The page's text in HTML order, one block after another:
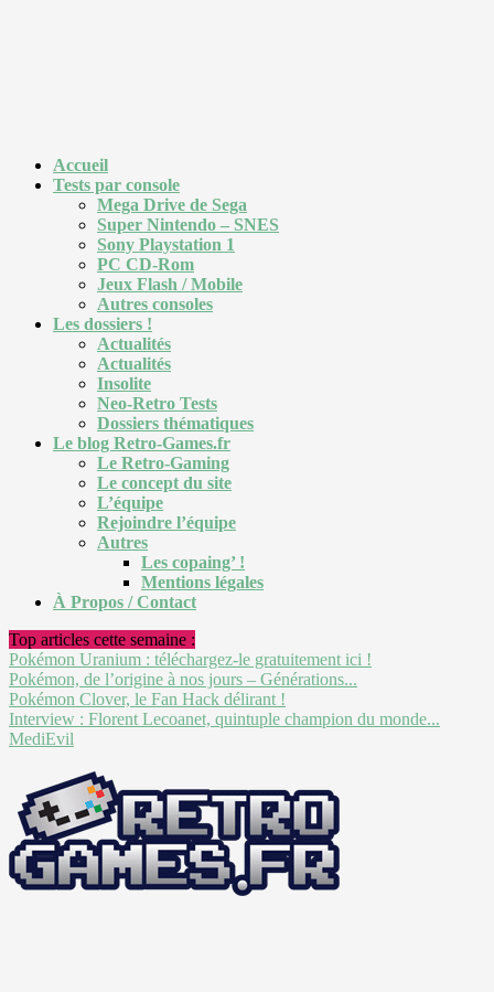
Accueil
Tests par console
Mega Drive de Sega
Super Nintendo – SNES
Sony Playstation 1
PC CD-Rom
Jeux Flash / Mobile
Autres consoles
Les dossiers !
Actualités
Actualités
Insolite
Neo-Retro Tests
Dossiers thématiques
Le blog Retro-Games.fr
Le Retro-Gaming
Le concept du site
L’équipe
Rejoindre l’équipe
Autres
Les copaing’ !
Mentions légales
À Propos / Contact
Top articles cette semaine :
Pokémon Uranium : téléchargez-le gratuitement ici !
Pokémon, de l’origine à nos jours – Générations...
Pokémon Clover, le Fan Hack délirant !
Interview : Florent Lecoanet, quintuple champion du monde...
MediEvil